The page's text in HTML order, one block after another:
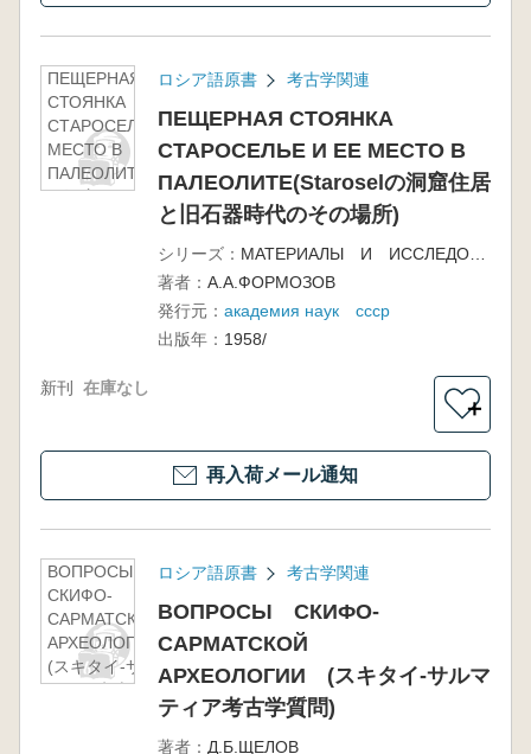
ПЕЩЕРНАЯ
СТОЯНКА
СТАРОСЕЛЬЕ И ЕЕ
МЕСТО В
ПАЛЕОЛИТЕ(Starosel
の洞窟住居と旧石器時
代のその場所)
ロシア語原書 考古学関連
ПЕЩЕРНАЯ СТОЯНКА
СТАРОСЕЛЬЕ И ЕЕ МЕСТО В
ПАЛЕОЛИТЕ(Staroselの洞窟住居
と旧石器時代のその場所)
シリーズ：
МАТЕРИАЛЫ И ИССЛЕДОВАНИЯ ПО АРХЕОЛОГИИ СССР 71
著者： А.А.ФОРМОЗОВ
発行元： академия наук ссср
出版年： 1958/
新刊 在庫なし
＋
再入荷メール通知
ВОПРОСЫ
СКИФО-
САРМАТСКОЙ
АРХЕОЛОГИИ
(スキタイ-サルマ
ティア考古学質
ロシア語原書 考古学関連
ВОПРОСЫ СКИФО-
САРМАТСКОЙ
АРХЕОЛОГИИ (スキタイ-サルマ
ティア考古学質問)
著者： Д.Б.ЩЕЛОВ